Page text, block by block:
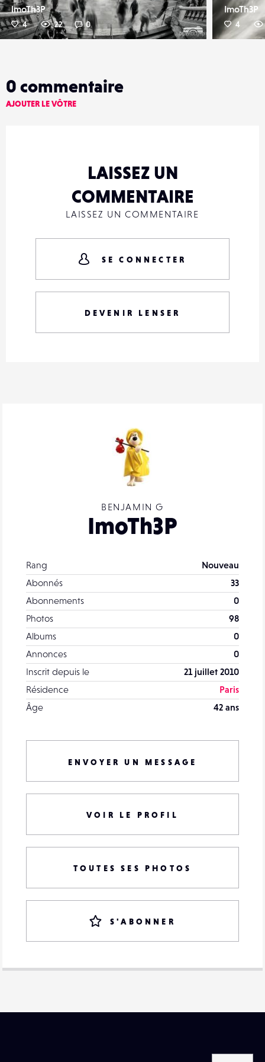
ImoTh3P
4 22 0
ImoTh3P
4
BENJAMIN G
ImoTh3P
Rang
Nouveau
Abonnés
33
Abonnements
0
Photos
98
Albums
0
Annonces
0
Inscrit depuis le
21 juillet 2010
Résidence
Paris
Âge
42 ans
ENVOYER UN MESSAGE
VOIR LE PROFIL
TOUTES SES PHOTOS
S'ABONNER
0 commentaire
AJOUTER LE VÔTRE
LAISSEZ UN
COMMENTAIRE
LAISSEZ UN COMMENTAIRE
SE CONNECTER
DEVENIR LENSER